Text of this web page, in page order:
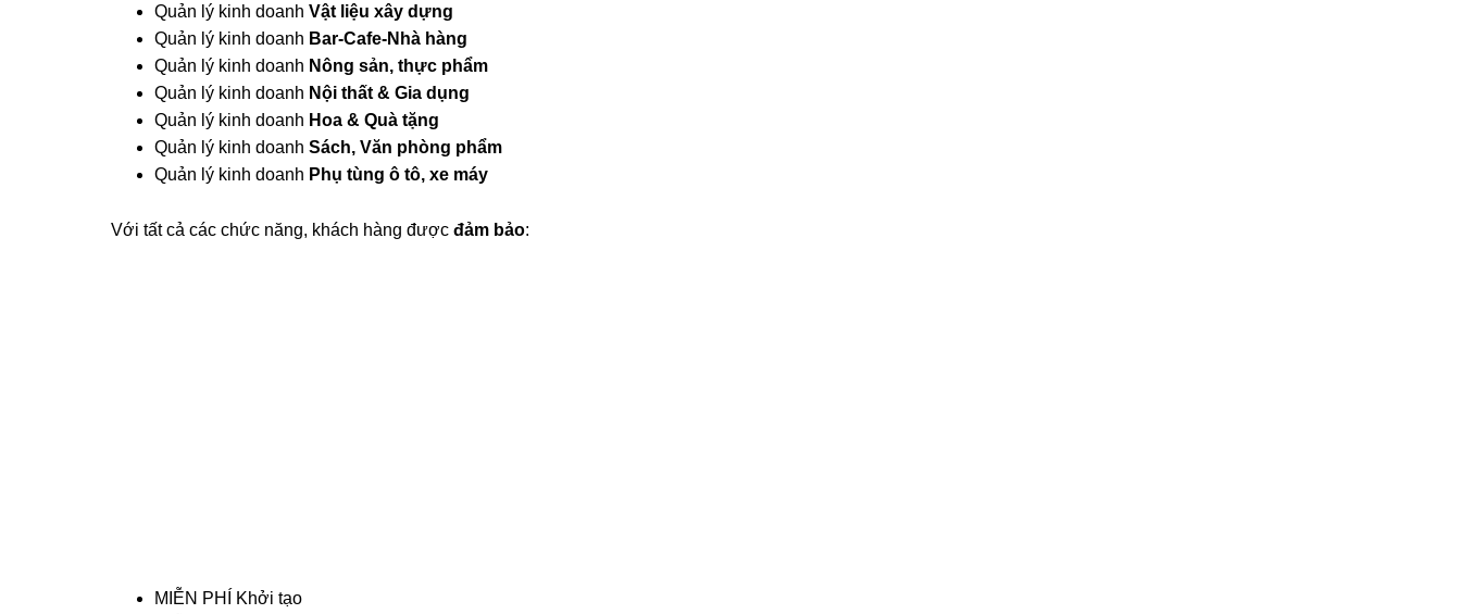
Quản lý kinh doanh Vật liệu xây dựng
Quản lý kinh doanh Bar-Cafe-Nhà hàng
Quản lý kinh doanh Nông sản, thực phẩm
Quản lý kinh doanh Nội thất & Gia dụng
Quản lý kinh doanh Hoa & Quà tặng
Quản lý kinh doanh Sách, Văn phòng phẩm
Quản lý kinh doanh Phụ tùng ô tô, xe máy
Với tất cả các chức năng, khách hàng được đảm bảo:
MIỄN PHÍ Khởi tạo